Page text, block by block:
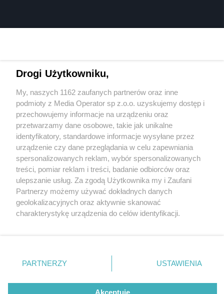
1 / 0
Wydawca mediów lokalnych
Nie zapomnij
zapoznać się z:
polityką prywatności regulamin korzystania z portali
Twojemiasto
Piekary Śląskie
Chorzów
Tarnowskie Góry
Gliwice
Skontakuj sięz nami
Kontakt
Wydawca
Redakcja
Drogi Użytkowniku,
My, naszych 1162 zaufanych partnerów oraz inne
podmioty z Media Operator sp z.o.o. uzyskujemy dostęp i
przechowujemy informacje na urządzeniu oraz
przetwarzamy dane osobowe, takie jak unikalne
identyfikatory, standardowe informacje wysyłane przez
urządzenie czy dane przeglądania w celu zapewniania
spersonalizowanych reklam, wybór spersonalizowanych
treści, pomiar reklam i treści, badanie odbiorców oraz
ulepszanie usług. Za zgodą Użytkownika my i Zaufani
Partnerzy możemy używać dokładnych danych
geolokalizacyjnych oraz aktywnie skanować
charakterystykę urządzenia do celów identyfikacji.
zmienić/wycofać klikając przycisk ustawień prywatności
znajdujący się w lewym dolnym rogu strony
rodzaje przetwarzania danych nie wymagają zgody
użytkownika, ale masz prawo sprzeciwić się takiemu
PARTNERZY USTAWIENIA
Akceptuję